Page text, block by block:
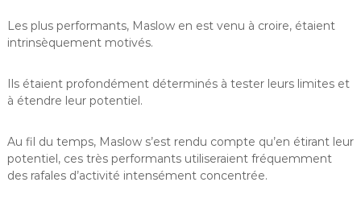
Les plus performants, Maslow en est venu à croire, étaient
intrinsèquement motivés.
Ils étaient profondément déterminés à tester leurs limites et
à étendre leur potentiel.
Au fil du temps, Maslow s’est rendu compte qu’en étirant leur
potentiel, ces très performants utiliseraient fréquemment
des rafales d’activité intensément concentrée.